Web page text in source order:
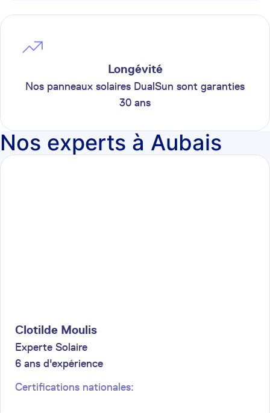
Longévité
Nos panneaux solaires DualSun sont garanties
30 ans
Nos experts à Aubais
Clotilde Moulis
Experte Solaire
6 ans d'expérience
Certifications nationales: